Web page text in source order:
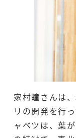
家村瞳さんは
リの開発を行
ャベツは、葉